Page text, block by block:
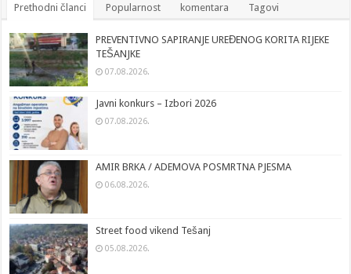
Prethodni članci Popularnost komentara Tagovi
PREVENTIVNO SAPIRANJE UREĐENOG KORITA RIJEKE
TEŠANJKE
07.08.2026.
Javni konkurs – Izbori 2026
07.08.2026.
AMIR BRKA / ADEMOVA POSMRTNA PJESMA
06.08.2026.
Street food vikend Tešanj
05.08.2026.